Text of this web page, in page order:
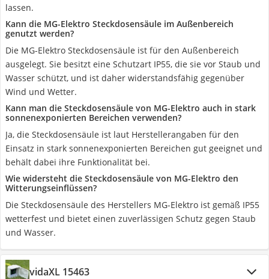
lassen.
Kann die MG-Elektro Steckdosensäule im Außenbereich
genutzt werden?
Die MG-Elektro Steckdosensäule ist für den Außenbereich
ausgelegt. Sie besitzt eine Schutzart IP55, die sie vor Staub und
Wasser schützt, und ist daher widerstandsfähig gegenüber
Wind und Wetter.
Kann man die Steckdosensäule von MG-Elektro auch in stark
sonnenexponierten Bereichen verwenden?
Ja, die Steckdosensäule ist laut Herstellerangaben für den
Einsatz in stark sonnenexponierten Bereichen gut geeignet und
behält dabei ihre Funktionalität bei.
Wie widersteht die Steckdosensäule von MG-Elektro den
Witterungseinflüssen?
Die Steckdosensäule des Herstellers MG-Elektro ist gemäß IP55
wetterfest und bietet einen zuverlässigen Schutz gegen Staub
und Wasser.
vidaXL 15463